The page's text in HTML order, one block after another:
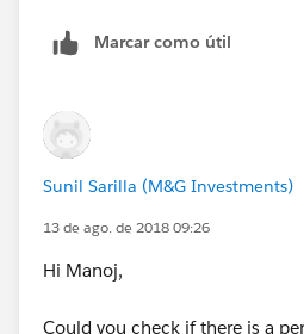
Marcar como útil
Sunil Sarilla (M&G Investments)
13 de ago. de 2018 09:26
Hi Manoj,
Could you check if there is a